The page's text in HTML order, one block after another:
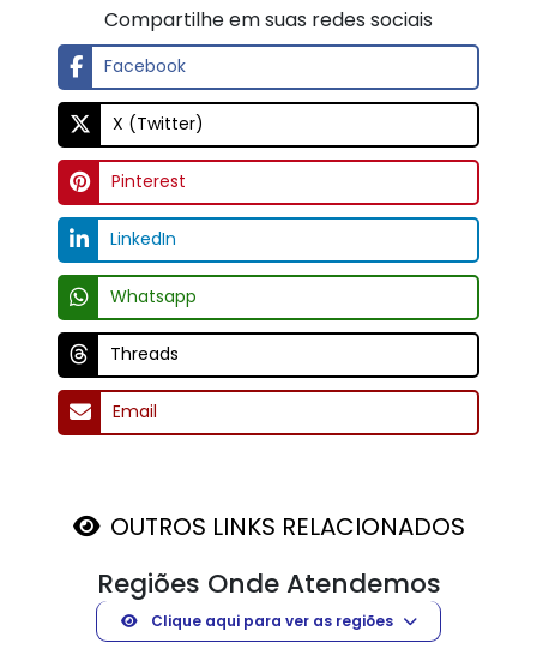
Compartilhe em suas redes sociais
Facebook
X (Twitter)
Pinterest
LinkedIn
Whatsapp
Threads
Email
OUTROS LINKS RELACIONADOS
Regiões Onde Atendemos
Clique aqui para ver as regiões